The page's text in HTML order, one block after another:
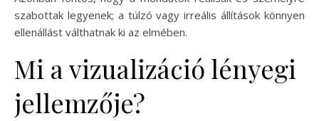
szabottak legyenek; a túlzó vagy irreális állítások könnyen
ellenállást válthatnak ki az elmében.
Mi a vizualizáció lényegi
jellemzője?